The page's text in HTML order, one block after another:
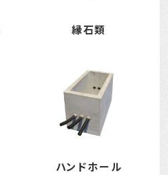
縁石類
ハンドホール